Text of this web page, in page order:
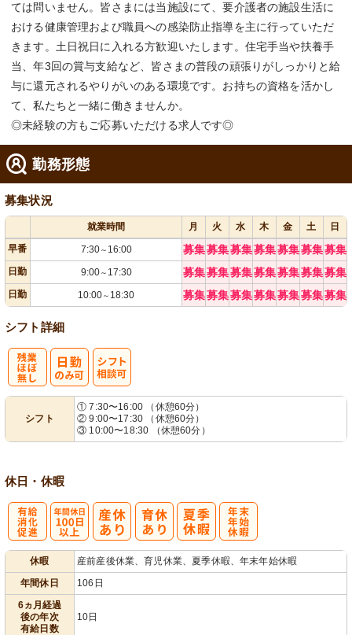
ては問いません。皆さまには当施設にて、要介護者の施設生活に
おける健康管理および職員への感染防止指導を主に行っていただ
きます。土日祝日に入れる方歓迎いたします。住宅手当や扶養手
当、年3回の賞与支給など、皆さまの普段の頑張りがしっかりと給
与に還元されるやりがいのある環境です。お持ちの資格を活かし
て、私たちと一緒に働きませんか。
◎未経験の方もご応募いただける求人です◎
勤務形態
募集状況
就業時間 月 火 水 木 金 土
日
早番
7:30～ 16:00 募集募集募集募集募集募集募集
日勤 9:00～ 17:30 募集募集募集募集募集募集募集
日勤 10:00～ 18:30 募集募集募集募集募集募集募集
シフト詳細
シフト
① 7:30〜16:00 （休憩60分）
② 9:00〜17:30 （休憩60分）
③ 10:00〜18:30 （休憩60分）
休日・休暇
休暇
産前産後休業、育児休業、夏季休暇、年末年始休暇
年間休日
106日
6ヵ月経過
後の年次
有給日数
10日